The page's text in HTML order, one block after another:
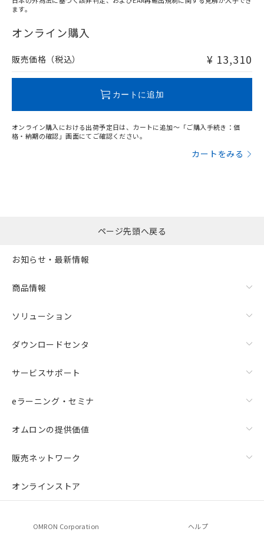
在庫等で未対応品が混在する可能性があります。
問い合わせください。
ます。
オンライン購入
販売価格（税込） ¥ 13,310
カートに追加
オンライン購入における出荷予定日は、カートに追加～「ご購入手続き：価
格・納期の確認」画面にてご確認ください。
カートをみる
ページ先頭へ戻る
お知らせ・最新情報
商品情報
ソリューション
ダウンロードセンタ
サービスサポート
eラーニング・セミナ
オムロンの提供価値
販売ネットワーク
オンラインストア
OMRON Corporation ヘルプ